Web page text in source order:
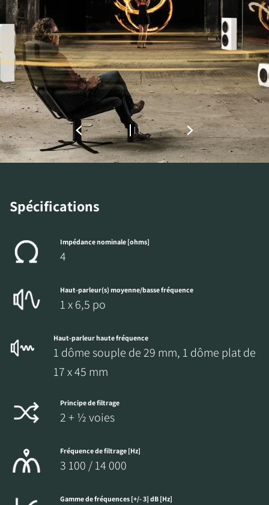
Spécifications
Impédance nominale [ohms]
4
Haut-parleur(s) moyenne/basse fréquence
1 x 6,5 po
Haut-parleur haute fréquence
1 dôme souple de 29 mm, 1 dôme plat de
17 x 45 mm
Principe de filtrage
2 + ½ voies
Fréquence de filtrage [Hz]
3 100 / 14 000
Gamme de fréquences [+/- 3] dB [Hz]
INSCRIVEZ-VOUS POUR
ACCÉDER AUX
TÉLÉCHARGEMENTS
Remplissez ce formulaire pour accéder
directement à tous les fichiers en
téléchargement verrouillés de notre site Web.